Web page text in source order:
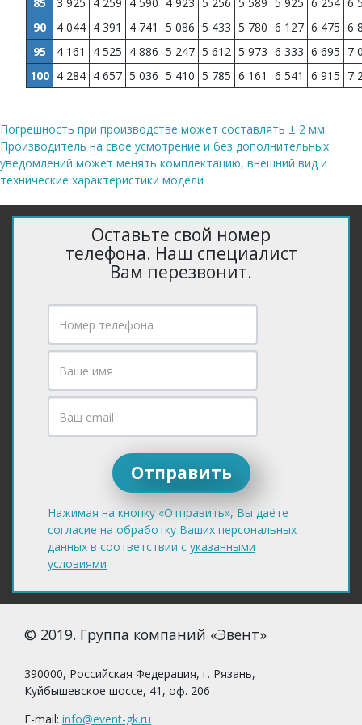
90
4 044 4 391 4 741 5 086 5 433 5 780 6 127 6 475 6
95
4 161 4 525 4 886 5 247 5 612 5 973 6 333 6 695 7
100 4 284 4 657 5 036 5 410 5 785 6 161 6 541 6 915 7
Погрешность при производстве может составлять ± 2 мм.
Производитель на свое усмотрение и без дополнительных
уведомлений может менять комплектацию, внешний вид и
технические характеристики модели
Оставьте свой номер
телефона. Наш специалист
Вам перезвонит.
Нажимая на кнопку «Отправить», Вы даёте
согласие на обработку Ваших персональных
данных в соответствии с указанными
условиями
© 2019. Группа компаний «Эвент»
390000, Российская Федерация, г. Рязань,
Куйбышевское шоссе, 41, оф. 206
E-mail: info@event-gk.ru